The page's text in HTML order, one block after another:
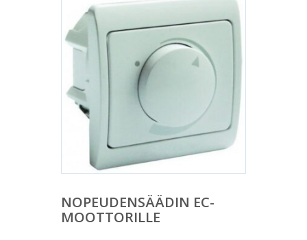
NOPEUDENSÄÄDIN EC-
MOOTTORILLE